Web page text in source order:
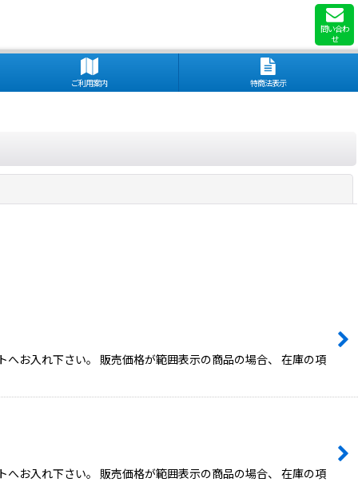
問い合わ
せ
ご利用案内 特商法表示
お入れ下さい。 販売価格が範囲表示の商品の場合、 在庫の項
お入れ下さい。 販売価格が範囲表示の商品の場合、 在庫の項